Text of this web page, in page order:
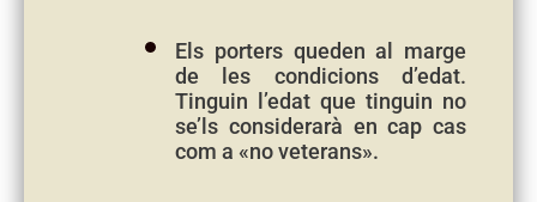
Els porters queden al marge
de les condicions d’edat.
Tinguin l’edat que tinguin no
se’ls considerarà en cap cas
com a «no veterans».